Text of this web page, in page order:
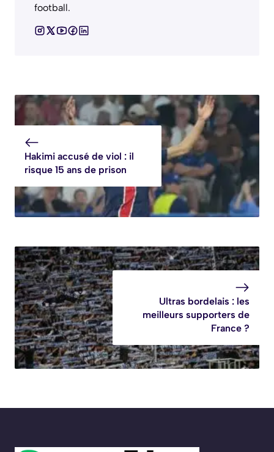
football.
Hakimi accusé de viol : il
risque 15 ans de prison
Ultras bordelais : les
meilleurs supporters de
France ?